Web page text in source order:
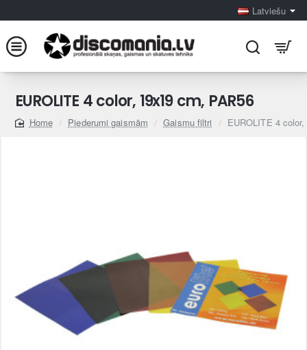
Latviešu
EUROLITE 4 color, 19x19 cm, PAR56
home
Piederumi gaismām Gaismu filtri EUROLITE 4